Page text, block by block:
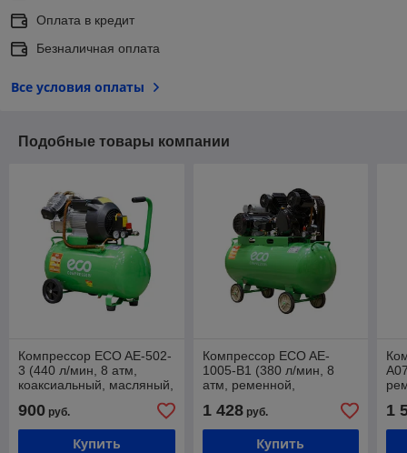
Оплата в кредит
Безналичная оплата
Все условия оплаты
Подобные товары компании
Компрессор ECO AE-502-
3 (440 л/мин, 8 атм,
коаксиальный, масляный,
кВт)
900 руб.
Купить
Компрессор ECO AE-
1005-B1 (380 л/мин, 8
атм, ременной,
масляный, ресив. 100 л,
220 В, 2.20 кВт)
1 428руб.
Купить
1